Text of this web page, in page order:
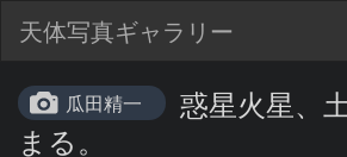
天体写真ギャラリー
瓜田精一
惑星火星、
まる。